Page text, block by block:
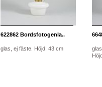
622862 Bordsfotogenla..
glas, ej fäste. Höjd: 43 cm